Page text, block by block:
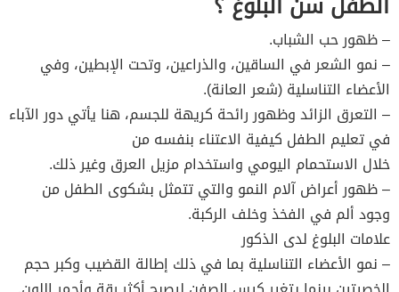
– ظهور حب الشباب.
– نمو الشعر في الساقين، والذراعين، وتحت الإبطين، وفي
الأعضاء التناسلية (شعر العانة).
– التعرق الزائد وظهور رائحة كريهة للجسم، هنا يأتي دور الآباء
في تعليم الطفل كيفية الاعتناء بنفسه من
خلال الاستحمام اليومي واستخدام مزيل العرق وغير ذلك.
– ظهور أعراض آلام النمو والتي تتمثل بشكوى الطفل من
وجود ألم في الفخذ وخلف الركبة.
علامات البلوغ لدى الذكور
– نمو الأعضاء التناسلية بما في ذلك إطالة القضيب وكبر حجم